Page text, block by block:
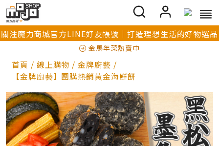
關注魔力商城官方LINE好友帳號｜打造理想生活的好物選品
金馬年菜熱賣中
首頁 / 線上購物 / 金牌廚藝 /
【金牌廚藝】團購熱銷黃金海鮮餅